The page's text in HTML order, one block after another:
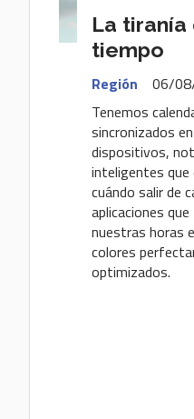
La tiranía
tiempo
Región
06/
Tenemos
sincronizados
dispositivos,
inteligentes que
cuándo salir de
aplicaciones
nuestras horas
colores
optimizados.